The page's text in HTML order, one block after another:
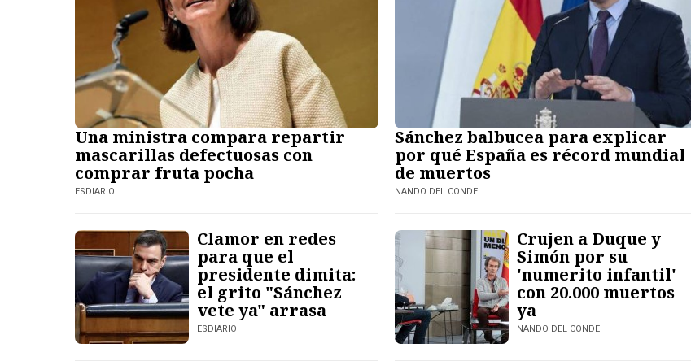
Una ministra compara repartir
mascarillas defectuosas con
comprar fruta pocha
ESDIARIO
Sánchez balbucea para explicar
por qué España es récord mundial
de muertos
NANDO DEL CONDE
Clamor en redes
para que el
presidente dimita:
el grito "Sánchez
vete ya" arrasa
ESDIARIO
Crujen a Duque y
Simón por su
'numerito infantil'
con 20.000 muertos
ya
NANDO DEL CONDE